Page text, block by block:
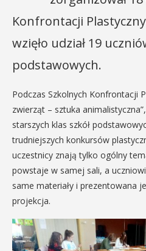
Konfrontacji
wzięło udział 19
podstawowych.
Podczas Szkolnych Konfrontacji
zwierząt – sztuka
starszych klas szkół
trudniejszych konkursów
uczestnicy znają tylko ogólny
powstaje w samej sali, a
same materiały i prezentowana
projekcja.